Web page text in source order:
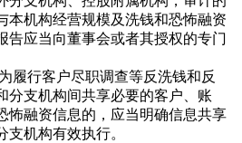
本机构经营规模及洗钱和恐怖融资
告应当向董事会或者其授权的专门
履行客户尽职调查等反洗钱和反
分支机构间共享必要的客户、账
怖融资信息的，应当明确信息共享
支机构有效执行。